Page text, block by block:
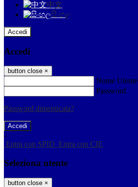
中文
සිංහල
Accedi
Accedi
button close ×
Nome Utente
Password
Password dimenticata?
-
Entra con SPID Entra con CIE
Seleziona utente
button close ×